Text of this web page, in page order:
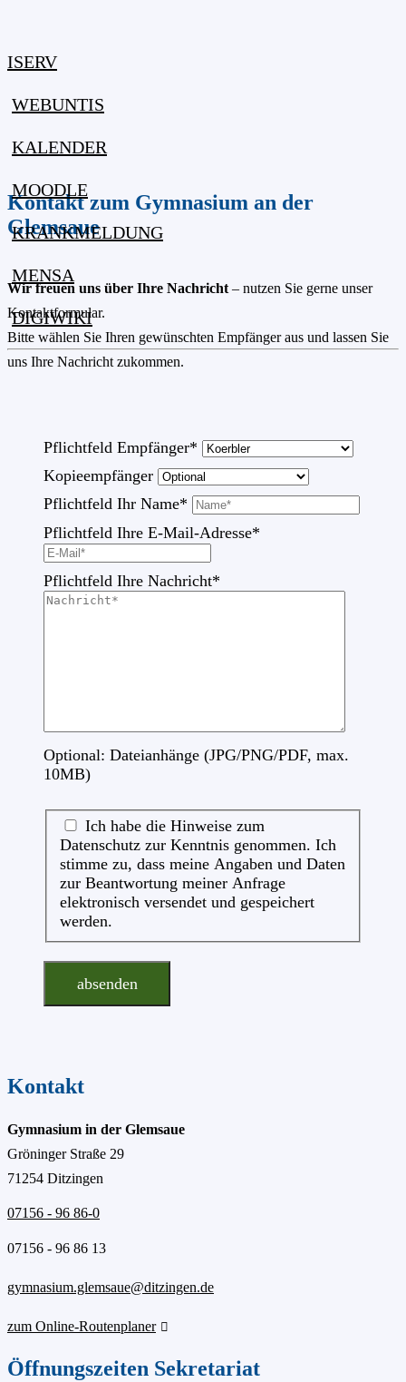
ISERV
WEBUNTIS
KALENDER
MOODLE
KRANKMELDUNG
MENSA
DIGIWIKI
Kontakt zum Gymnasium an der
Glemsaue
Wir freuen uns über Ihre Nachricht – nutzen Sie gerne unser
Kontaktformular.
Bitte wählen Sie Ihren gewünschten Empfänger aus und lassen Sie
uns Ihre Nachricht zukommen.
Pflichtfeld Empfänger*
Kopieempfänger
Pflichtfeld Ihr Name*
Pflichtfeld Ihre E-Mail-Adresse*
Pflichtfeld Ihre Nachricht*
Optional: Dateianhänge (JPG/PNG/PDF, max.
10MB)
Ich habe die Hinweise zum
Datenschutz zur Kenntnis genommen. Ich
stimme zu, dass meine Angaben und Daten
zur Beantwortung meiner Anfrage
elektronisch versendet und gespeichert
werden.
absenden
Kontakt
Gymnasium in der Glemsaue
Gröninger Straße 29
71254 Ditzingen
07156 - 96 86-0
07156 - 96 86 13
gymnasium.glemsaue@ditzingen.de
zum Online-Routenplaner
Öffnungszeiten Sekretariat